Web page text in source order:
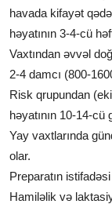
havada kifayət
həyatının 3-4-cü
Vaxtından əvvəl
2-4 damcı (800-
Risk qrupundan
həyatının 10-14-
Yay vaxtlarında
olar.
Preparatın
Hamiləlik və